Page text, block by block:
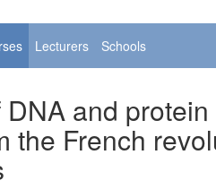
Lecturers Schools
and
the French